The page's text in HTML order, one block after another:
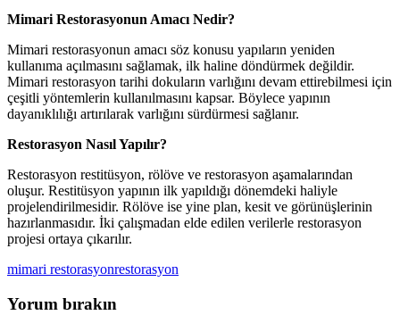
Mimari Restorasyonun Amacı Nedir?
Mimari restorasyonun amacı söz konusu yapıların yeniden
kullanıma açılmasını sağlamak, ilk haline döndürmek değildir.
Mimari restorasyon tarihi dokuların varlığını devam ettirebilmesi için
çeşitli yöntemlerin kullanılmasını kapsar. Böylece yapının
dayanıklılığı artırılarak varlığını sürdürmesi sağlanır.
Restorasyon Nasıl Yapılır?
Restorasyon restitüsyon, rölöve ve restorasyon aşamalarından
oluşur. Restitüsyon yapının ilk yapıldığı dönemdeki haliyle
projelendirilmesidir. Rölöve ise yine plan, kesit ve görünüşlerinin
hazırlanmasıdır. İki çalışmadan elde edilen verilerle restorasyon
projesi ortaya çıkarılır.
mimari restorasyonrestorasyon
Yorum bırakın